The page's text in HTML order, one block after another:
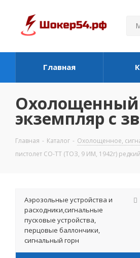
Главная
Охолощенный
экземпляр с
Главная - Каталог - Охолощенное,
пистолет СО-ТТ (ТОЗ, 9 ИМ, 1942г)
Аэрозольные устройства и
расходники,сигнальные
пусковые устройства,
перцовые баллончики,
сигнальный горн